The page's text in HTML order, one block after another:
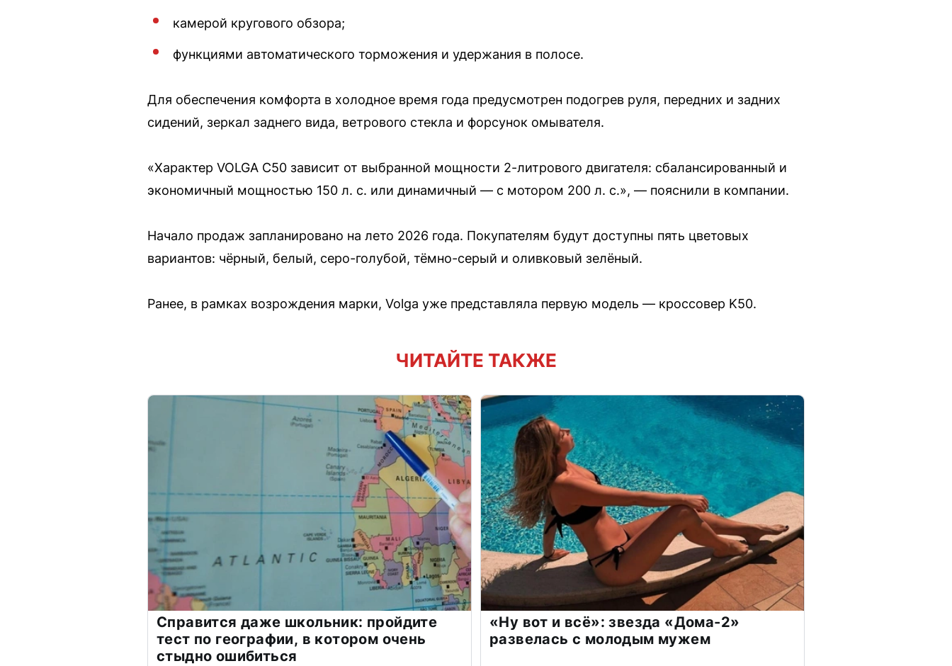
камерой кругового обзора;
функциями автоматического торможения и удержания в полосе.
Для обеспечения комфорта в холодное время года предусмотрен подогрев руля, передних и задних
сидений, зеркал заднего вида, ветрового стекла и форсунок омывателя.
«Характер VOLGA C50 зависит от выбранной мощности 2-литрового двигателя: сбалансированный и
экономичный мощностью 150 л. с. или динамичный — с мотором 200 л. с.», — пояснили в компании.
Начало продаж запланировано на лето 2026 года. Покупателям будут доступны пять цветовых
вариантов: чёрный, белый, серо-голубой, тёмно-серый и оливковый зелёный.
Ранее, в рамках возрождения марки, Volga уже представляла первую модель — кроссовер K50.
ЧИТАЙТЕ ТАКЖЕ
Справится даже школьник: пройдите
тест по географии, в котором очень
стыдно ошибиться
«Ну вот и всё»: звезда «Дома-2»
развелась с молодым мужем